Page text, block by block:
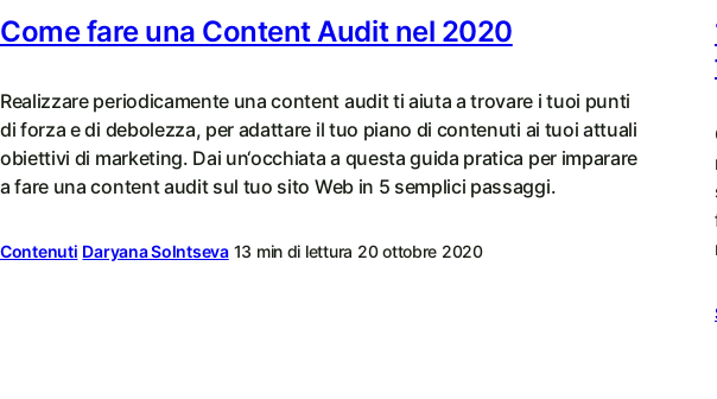
Come fare una Content Audit nel 2020
Realizzare periodicamente una content audit ti aiuta a trovare i tuoi punti
di forza e di debolezza, per adattare il tuo piano di contenuti ai tuoi attuali
obiettivi di marketing. Dai un‘occhiata a questa guida pratica per imparare
a fare una content audit sul tuo sito Web in 5 semplici passaggi.
Contenuti Daryana Solntseva 13 min di lettura 20 ottobre 2020